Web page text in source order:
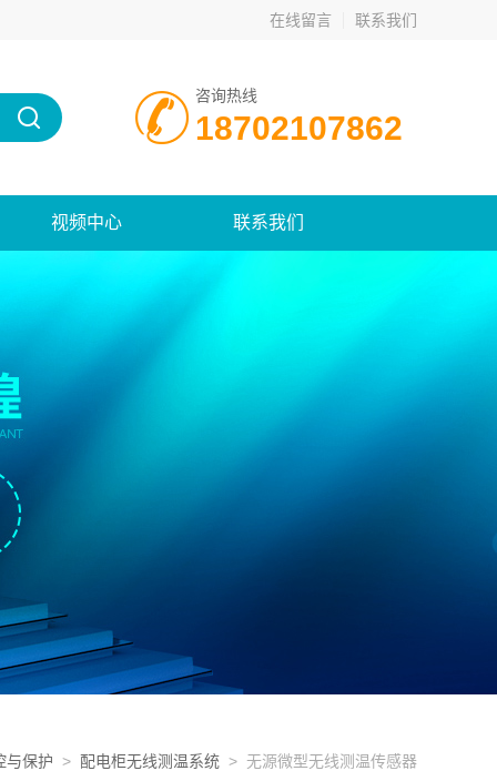
在线留言 联系我们
咨询热线
18702107862
视频中心 联系我们
与保护 > 配电柜无线测温系统 > 无源微型无线测温传感器